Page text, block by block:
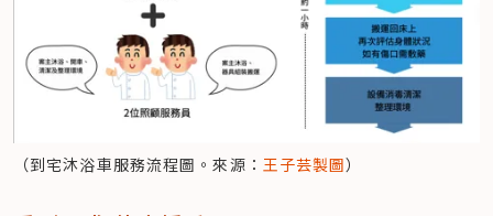
（到宅沐浴車服務流程圖。來源： 王子芸製圖）